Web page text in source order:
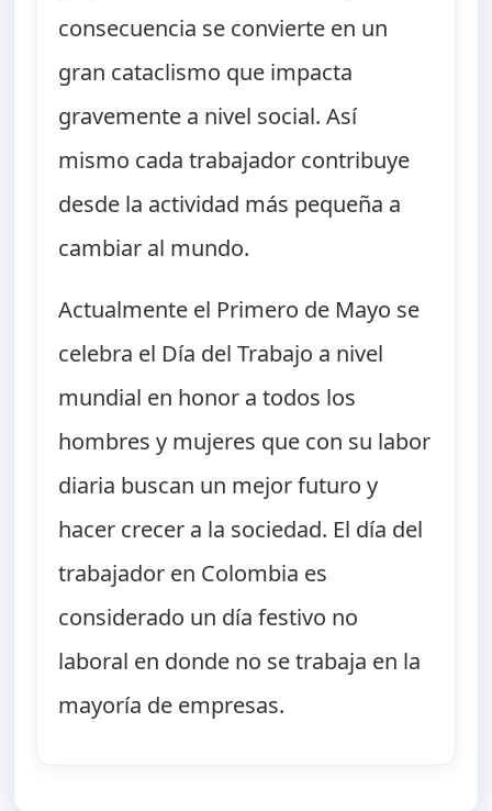
consecuencia se convierte en un
gran cataclismo que impacta
gravemente a nivel social. Así
mismo cada trabajador contribuye
desde la actividad más pequeña a
cambiar al mundo.
Actualmente el Primero de Mayo se
celebra el Día del Trabajo a nivel
mundial en honor a todos los
hombres y mujeres que con su labor
diaria buscan un mejor futuro y
hacer crecer a la sociedad. El día del
trabajador en Colombia es
considerado un día festivo no
laboral en donde no se trabaja en la
mayoría de empresas.